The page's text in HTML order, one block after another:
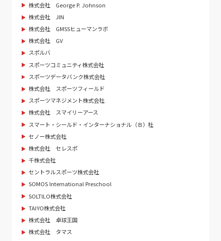
株式会社 George P. Johnson
株式会社 JIN
株式会社 GMSSヒューマンラボ
株式会社 GV
スポルバ
スポーツコミュニティ株式会社
スポーツデータバンク株式会社
株式会社 スポーツフィールド
スポーツマネジメント株式会社
株式会社 スマイリーアース
スマート・シールド・インターナショナル（Ｂ）社
セノー株式会社
株式会社 セレスポ
千株式会社
セントラルスポーツ株式会社
SOMOS International Preschool
SOLTILO株式会社
TAIYO株式会社
株式会社 卓球王国
株式会社 タマス